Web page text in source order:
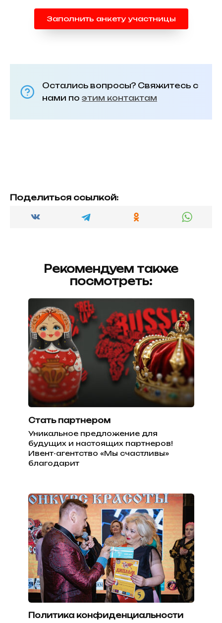
Заполнить анкету участницы
Остались вопросы? Свяжитесь с
нами по этим контактам
Поделиться ссылкой:
Рекомендуем также
посмотреть:
Стать партнером
Уникальное предложение для
будущих и настоящих партнеров!
Ивент-агентство «Мы счастливы»
благодарит
Политика конфиденциальности